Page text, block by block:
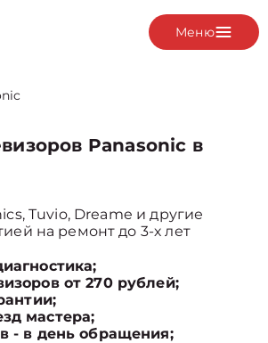
Меню
Panasonic в
Tuvio, Dreame и другие
на ремонт до 3-х лет
от 270 рублей;
мастера;
- в день обращения;